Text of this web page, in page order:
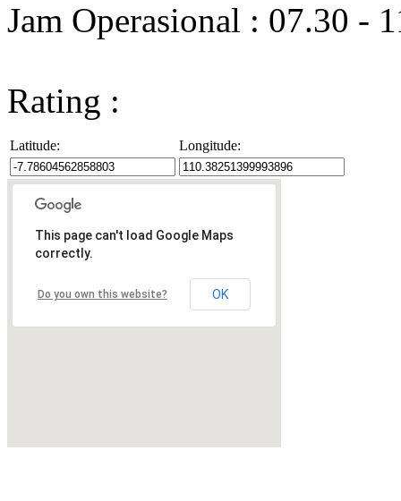
Jam Operasional : 07.30 -
Rating :
Latitude: Longitude:
This page can't load Google Maps
correctly.
Do you own this website? OK